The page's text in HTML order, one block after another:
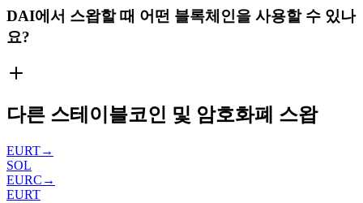
DAI에서 스왑할 때 어떤 블록체인을 사용할 수 있나
요?
다른 스테이블코인 및 암호화폐 스왑
EURT→
SOL
EURC →
EURT